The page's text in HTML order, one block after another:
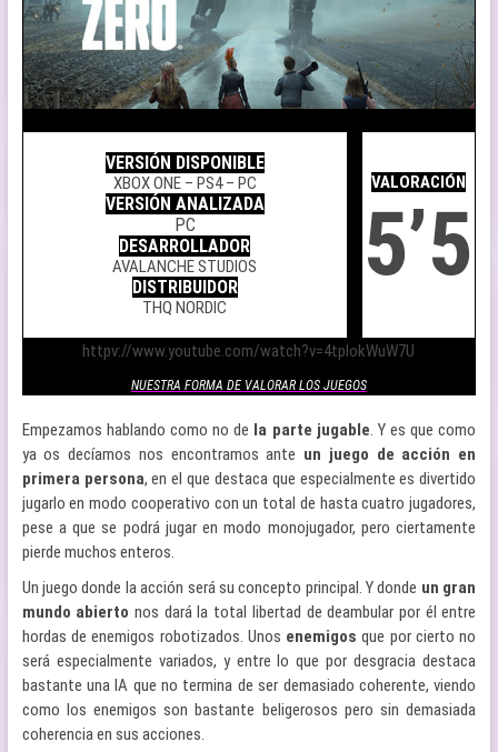
VERSIÓN DISPONIBLE
XBOX ONE – PS4 – PC
VERSIÓN ANALIZADA
PC
DESARROLLADOR
AVALANCHE STUDIOS
DISTRIBUIDOR
THQ NORDIC
VALORACIÓN
5’5
httpv://www.youtube.com/watch?v=4tplokWuW7U
NUESTRA FORMA DE VALORAR LOS JUEGOS
Empezamos hablando como no de la parte jugable. Y es que como
ya os decíamos nos encontramos ante un juego de acción en
primera persona, en el que destaca que especialmente es divertido
jugarlo en modo cooperativo con un total de hasta cuatro jugadores,
pese a que se podrá jugar en modo monojugador, pero ciertamente
pierde muchos enteros.
Un juego donde la acción será su concepto principal. Y donde un gran
mundo abierto nos dará la total libertad de deambular por él entre
hordas de enemigos robotizados. Unos enemigos que por cierto no
será especialmente variados, y entre lo que por desgracia destaca
bastante una IA que no termina de ser demasiado coherente, viendo
como los enemigos son bastante beligerosos pero sin demasiada
coherencia en sus acciones.